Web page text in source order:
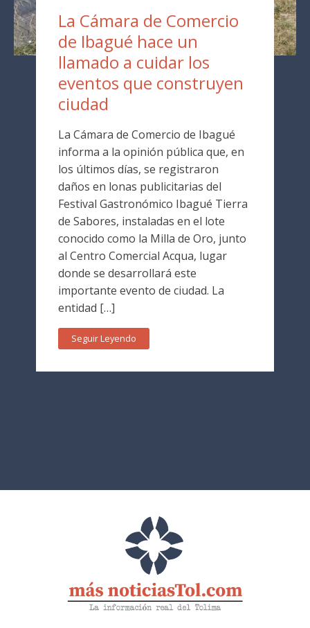
La Cámara de Comercio
de Ibagué hace un
llamado a cuidar los
eventos que construyen
ciudad
La Cámara de Comercio de Ibagué
informa a la opinión pública que, en
los últimos días, se registraron
daños en lonas publicitarias del
Festival Gastronómico Ibagué Tierra
de Sabores, instaladas en el lote
conocido como la Milla de Oro, junto
al Centro Comercial Acqua, lugar
donde se desarrollará este
importante evento de ciudad. La
entidad […]
Seguir Leyendo